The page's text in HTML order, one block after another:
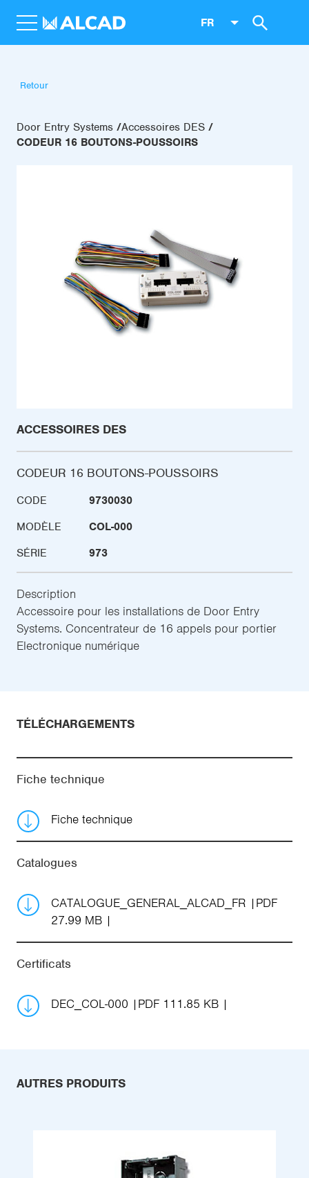
FR
Retour
Door Entry Systems Accessoires DES
CODEUR 16 BOUTONS-POUSSOIRS
ACCESSOIRES DES
CODEUR 16 BOUTONS-POUSSOIRS
CODE
9730030
MODÈLE
COL-000
SÉRIE
973
Description
Accessoire pour les installations de Door Entry
Systems. Concentrateur de 16 appels pour portier
Electronique numérique
TÉLÉCHARGEMENTS
Fiche technique
Fiche technique
Catalogues
CATALOGUE_GENERAL_ALCAD_FR
PDF
27.99 MB
Certificats
DEC_COL-000 PDF 111.85 KB
AUTRES PRODUITS